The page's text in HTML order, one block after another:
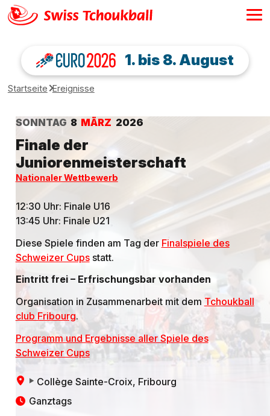
1. bis 8. August
Startseite Ereignisse
SONNTAG 8 MÄRZ 2026
Finale der
Juniorenmeisterschaft
Nationaler Wettbewerb
12:30 Uhr: Finale U16
13:45 Uhr: Finale U21
Diese Spiele finden am Tag der Finalspiele des
Schweizer Cupsstatt.
Eintritt frei – Erfrischungsbar vorhanden
Organisation in Zusammenarbeit mit dem Tchoukball
club Fribourg.
Programm und Ergebnisse aller Spiele des
Schweizer Cups
Collège Sainte-Croix, Fribourg
Ganztags